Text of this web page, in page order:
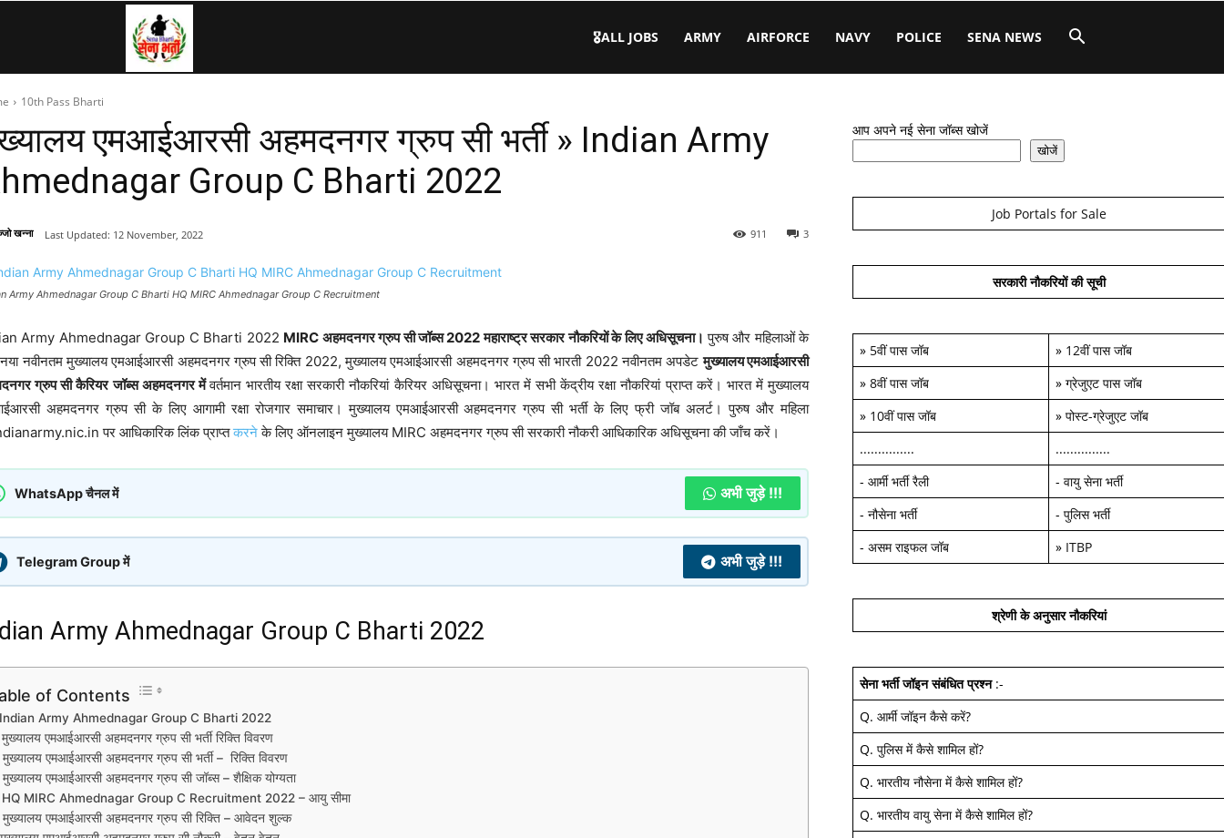
Army,
Airforce,
Police….
🎖️ALL JOBS ARMY AIRFORCE NAVY POLICE SENA NEWS
10th Pass Bharti
एमआईआरसी अहमदनगर ग्रुप सी भर्ती » Indian Army
Group C Bharti 2022
खन्ना 3
911
Last Updated: 12 November, 2022
Army Ahmednagar Group C Bharti HQ MIRC Ahmednagar Group C Recruitment
Army Ahmednagar Group C Bharti 2022 MIRC अहमदनगर ग्रुप सी जॉब्स 2022 महाराष्ट्र सरकार नौकरियों के लिए अधिसूचना।पुरुष और महिलाओं के
नवीनतम मुख्यालय एमआईआरसी अहमदनगर ग्रुप सी रिक्ति 2022, मुख्यालय एमआईआरसी अहमदनगर ग्रुप सी भारती 2022 नवीनतम अपडेटमुख्यालय एमआईआरसी
ग्रुप सी कैरियर जॉब्स अहमदनगर मेंवर्तमान भारतीय रक्षा सरकारी नौकरियां कैरियर अधिसूचना। भारत में सभी केंद्रीय रक्षा नौकरियां प्राप्त करें। भारत में मुख्यालय
अहमदनगर ग्रुप सी के लिए आगामी रक्षा रोजगार समाचार। मुख्यालय एमआईआरसी अहमदनगर ग्रुप सी भर्ती के लिए फ्री जॉब अलर्ट। पुरुष और महिला
पर आधिकारिक लिंक प्राप्तकरनेके लिए ऑनलाइन मुख्यालय MIRC अहमदनगर ग्रुप सी सरकारी नौकरी आधिकारिक अधिसूचना की जाँच करें।
WhatsApp चैनल में अभी जुड़े !!!
Telegram Group में अभी जुड़े !!!
Army Ahmednagar Group C Bharti 2022
of Contents
Army Ahmednagar Group C Bharti 2022
मुख्यालय एमआईआरसी अहमदनगर ग्रुप सी भर्ती रिक्ति विवरण
मुख्यालय एमआईआरसी अहमदनगर ग्रुप सी भर्ती – रिक्ति विवरण
मुख्यालय एमआईआरसी अहमदनगर ग्रुप सी जॉब्स – शैक्षिक योग्यता
HQ MIRC Ahmednagar Group C Recruitment 2022 – आयु सीमा
मुख्यालय एमआईआरसी अहमदनगर ग्रुप सी रिक्ति – आवेदन शुल्क
आप अपने नई सेना जॉब्स खोजें
खोजें
Job Portals for Sale
सरकारी नौकरियों की सूची
» 5वीं पास जॉब » 12वीं पास जॉब
» 8वीं पास जॉब » ग्रेजुएट पास जॉब
» 10वीं पास जॉब » पोस्ट-ग्रेजुएट जॉब
...............
...............
- आर्मी भर्ती रैली - वायु सेना भर्ती
- नौसेना भर्ती - पुलिस भर्ती
- असम राइफल जॉब » ITBP
श्रेणी के अनुसार नौकरियां
सेना भर्ती जॉइन संबंधित प्रश्न:-
Q. आर्मी जॉइन कैसे करें?
Q. पुलिस में कैसे शामिल हों?
Q. भारतीय नौसेना में कैसे शामिल हों?
Q. भारतीय वायु सेना में कैसे शामिल हों?